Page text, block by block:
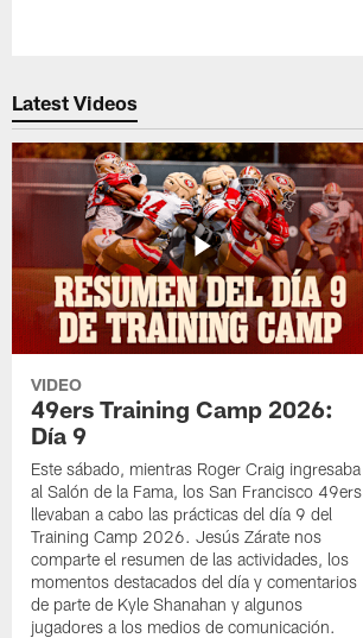
Latest Videos
VIDEO
49ers Training Camp 2026:
Día 9
Este sábado, mientras Roger Craig ingresaba
al Salón de la Fama, los San Francisco 49ers
llevaban a cabo las prácticas del día 9 del
Training Camp 2026. Jesús Zárate nos
comparte el resumen de las actividades, los
momentos destacados del día y comentarios
de parte de Kyle Shanahan y algunos
jugadores a los medios de comunicación.